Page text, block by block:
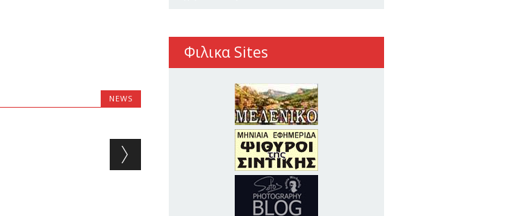
NEWS
Φιλικα Sites